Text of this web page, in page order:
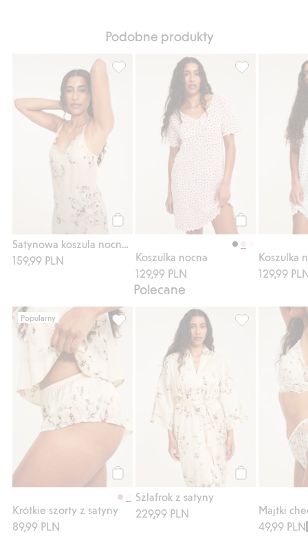
Podobne produkty
Kup
159,99 PLN
Satynowa koszula nocna z koronką na
Kup
Koszulka nocna
129,99 PLN
Koszulka
Koszulka
129,99
Polecane
Popularny
Krótkie szorty z satyny
89,99 PLN
Krótkie szorty z satyny, Dodaj do listy
Szlafrok z satyny
229,99 PLN
Szlafrok z
Majtki
49,99 PLN